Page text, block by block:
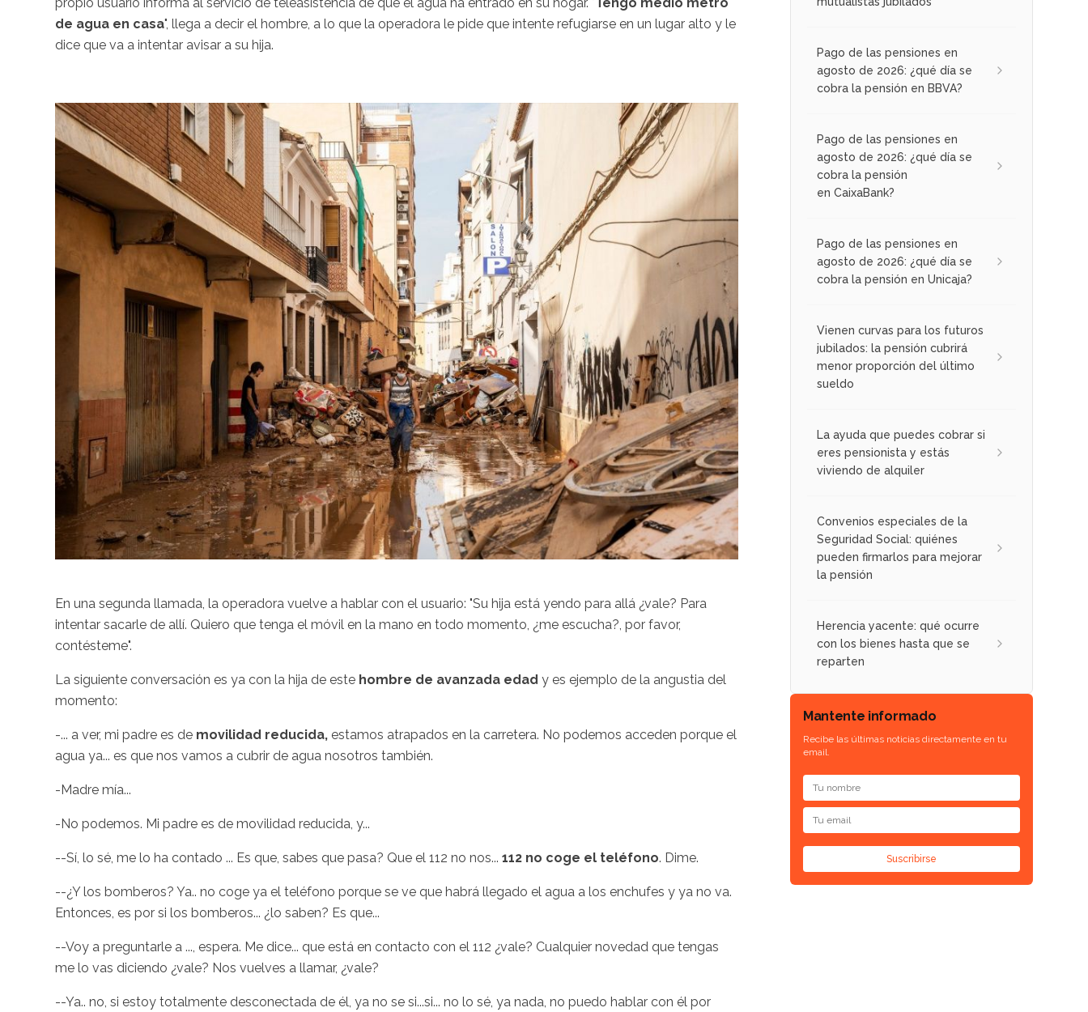
de agua en casa", llega a decir el hombre, a lo que la operadora le pide que intente refugiarse en un lugar alto y le
dice que va a intentar avisar a su hija.
En una segunda llamada, la operadora vuelve a hablar con el usuario: "Su hija está yendo para allá ¿vale? Para
intentar sacarle de allí. Quiero que tenga el móvil en la mano en todo momento, ¿me escucha?, por favor,
contésteme".
La siguiente conversación es ya con la hija de este hombre de avanzada edad y es ejemplo de la angustia del
momento:
-... a ver, mi padre es de movilidad reducida, estamos atrapados en la carretera. No podemos acceden porque el
agua ya... es que nos vamos a cubrir de agua nosotros también.
-Madre mía...
-No podemos. Mi padre es de movilidad reducida, y...
--Sí, lo sé, me lo ha contado ... Es que, sabes que pasa? Que el 112 no nos... 112 no coge el teléfono. Dime.
--¿Y los bomberos? Ya.. no coge ya el teléfono porque se ve que habrá llegado el agua a los enchufes y ya no va.
Entonces, es por si los bomberos... ¿lo saben? Es que...
--Voy a preguntarle a ..., espera. Me dice... que está en contacto con el 112 ¿vale? Cualquier novedad que tengas
me lo vas diciendo ¿vale? Nos vuelves a llamar, ¿vale?
--Ya.. no, si estoy totalmente desconectada de él, ya no se si...si... no lo sé, ya nada, no puedo hablar con él por
Pago de las pensiones en
agosto de 2026: ¿qué día se
cobra la pensión en BBVA?
Pago de las pensiones en
agosto de 2026: ¿qué día se
cobra la pensión
en CaixaBank?
Pago de las pensiones en
agosto de 2026: ¿qué día se
cobra la pensión en Unicaja?
Vienen curvas para los futuros
jubilados: la pensión cubrirá
menor proporción del último
sueldo
La ayuda que puedes cobrar si
eres pensionista y estás
viviendo de alquiler
Convenios especiales de la
Seguridad Social: quiénes
pueden firmarlos para mejorar
la pensión
Herencia yacente: qué ocurre
con los bienes hasta que se
reparten
Mantente informado
Recibe las últimas noticias directamente en tu
email.
Suscribirse